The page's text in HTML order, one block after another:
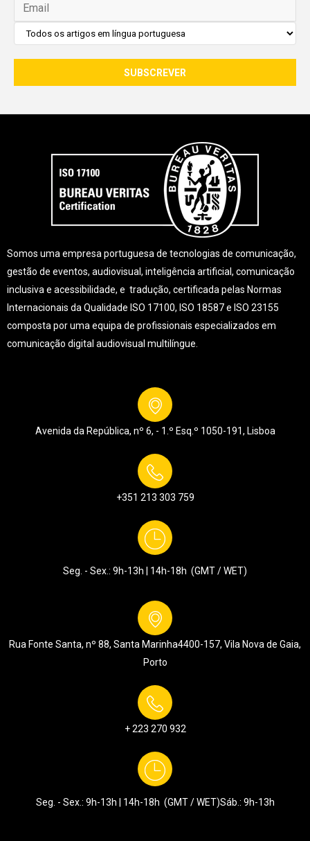
Somos uma empresa portuguesa de tecnologias de comunicação,
gestão de eventos, audiovisual, inteligência artificial, comunicação
inclusiva e acessibilidade, e tradução, certificada pelas Normas
Internacionais da Qualidade ISO 17100, ISO 18587 e ISO 23155
composta por uma equipa de profissionais especializados em
comunicação digital audiovisual multilíngue.
Avenida da República, nº 6, - 1.º Esq.º 1050-191, Lisboa
+351 213 303 759
Seg. - Sex.: 9h-13h | 14h-18h (GMT / WET)
Rua Fonte Santa, nº 88, Santa Marinha4400-157, Vila Nova de Gaia,
Porto
+ 223 270 932
Seg. - Sex.: 9h-13h | 14h-18h (GMT / WET)Sáb.: 9h-13h